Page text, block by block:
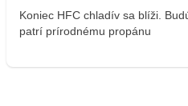
Koniec HFC chladív sa blíži.
patrí prírodnému propánu